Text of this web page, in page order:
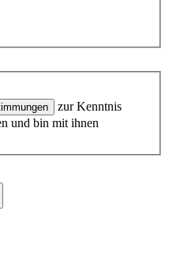
zur Kenntnis
und bin mit ihnen